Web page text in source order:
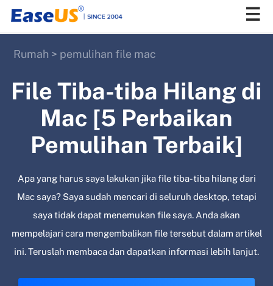
Rumah > pemulihan file mac
File Tiba-tiba Hilang di
Mac [5 Perbaikan
Pemulihan Terbaik]
Apa yang harus saya lakukan jika file tiba-tiba hilang dari
Mac saya? Saya sudah mencari di seluruh desktop, tetapi
saya tidak dapat menemukan file saya. Anda akan
mempelajari cara mengembalikan file tersebut dalam artikel
ini. Teruslah membaca dan dapatkan informasi lebih lanjut.